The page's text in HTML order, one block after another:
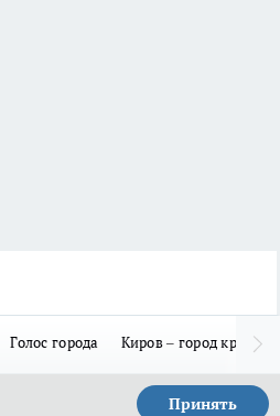
Голос города Киров – город
Принять